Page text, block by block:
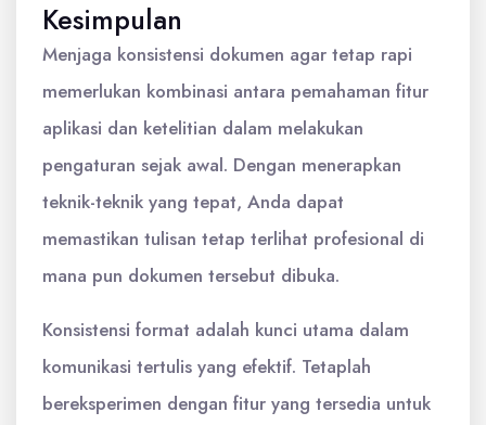
Kesimpulan
Menjaga konsistensi dokumen agar tetap rapi
memerlukan kombinasi antara pemahaman fitur
aplikasi dan ketelitian dalam melakukan
pengaturan sejak awal. Dengan menerapkan
teknik-teknik yang tepat, Anda dapat
memastikan tulisan tetap terlihat profesional di
mana pun dokumen tersebut dibuka.
Konsistensi format adalah kunci utama dalam
komunikasi tertulis yang efektif. Tetaplah
bereksperimen dengan fitur yang tersedia untuk